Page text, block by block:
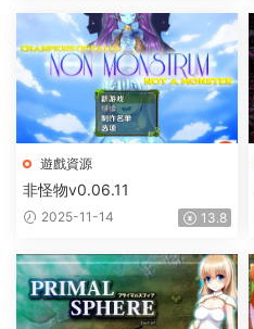
遊戲資源
非怪物v0.06.11
2025-11-14 13.8